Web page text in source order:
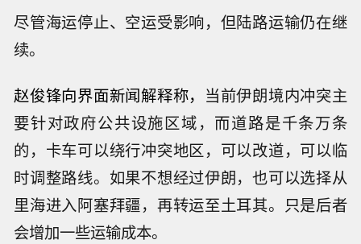
尽管海运停止、空运受影响，但陆路运输仍在继
续。
赵俊锋向界面新闻解释称， 当前伊朗境内冲突主
要针对政府公共设施区域，而道路是千条万条
的，卡车可以绕行冲突地区，可以改道，可以临
时调整路线。如果不想经过伊朗，也可以选择从
里海进入阿塞拜疆，再转运至土耳其。只是后者
会增加一些运输成本。